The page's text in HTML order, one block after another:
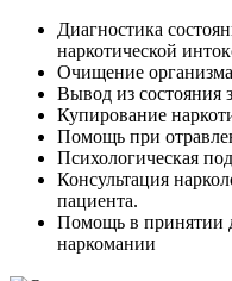
Диагностика
наркотической
Очищение
Вывод из состояния
Купирование
Помощь при
Психологическая
Консультация
пациента.
Помощь в принятии
наркомании